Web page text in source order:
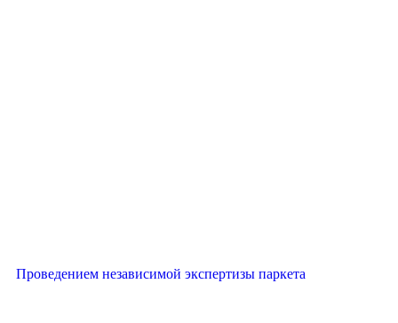
Проведением независимой экспертизы паркета